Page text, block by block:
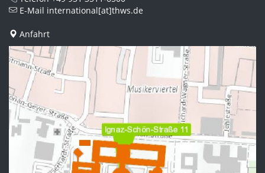
E-Mail international[at]thws.de
Anfahrt